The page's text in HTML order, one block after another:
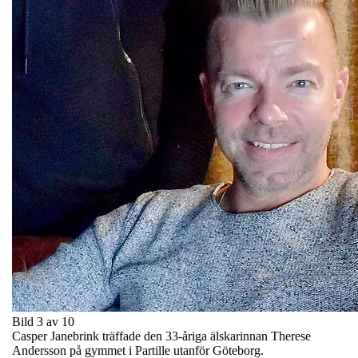
Bild 3 av 10
Casper Janebrink träffade den 33-åriga älskarinnan Therese
Andersson på gymmet i Partille utanför Göteborg.